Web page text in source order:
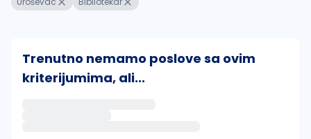
Trenutno nemamo poslove sa ovim
kriterijumima, ali...